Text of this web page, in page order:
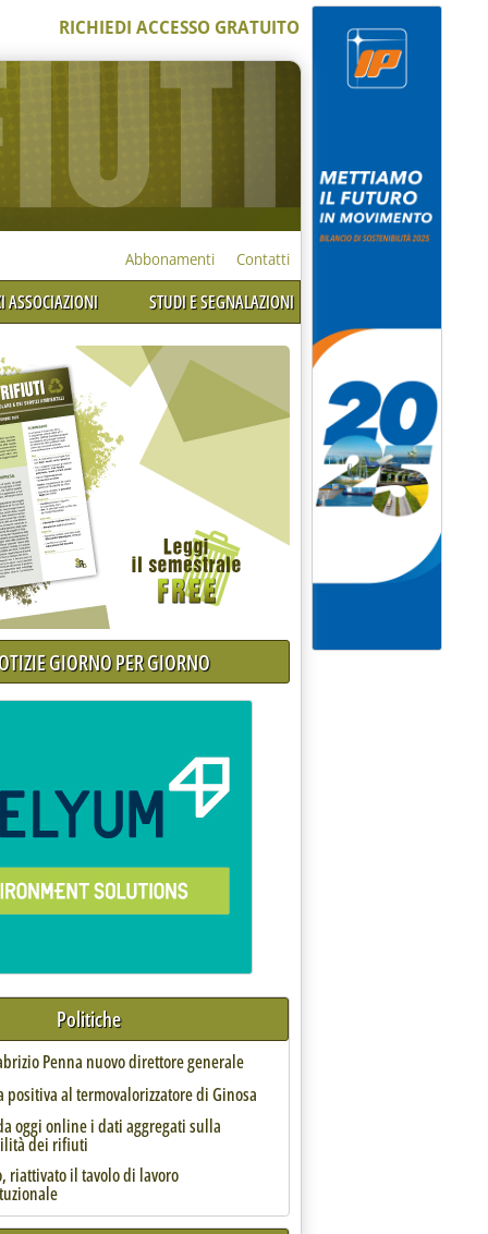
RICHIEDI ACCESSO GRATUITO
Abbonamenti Contatti
ASSOCIAZIONI STUDI E SEGNALAZIONI
'
GIORNO PER GIORNO
Politiche
Penna nuovo direttore generale
positiva al termovalorizzatore di Ginosa
oggi online i dati aggregati sulla
dei rifiuti
riattivato il tavolo di lavoro